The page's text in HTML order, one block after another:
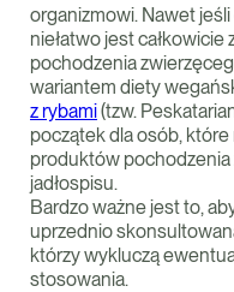
organizmowi. Nawet
niełatwo jest
pochodzenia
wariantem diety
z rybami(tzw.
początek dla osób, które
produktów
jadłospisu.
Bardzo ważne jest to,
uprzednio
którzy wykluczą
stosowania.